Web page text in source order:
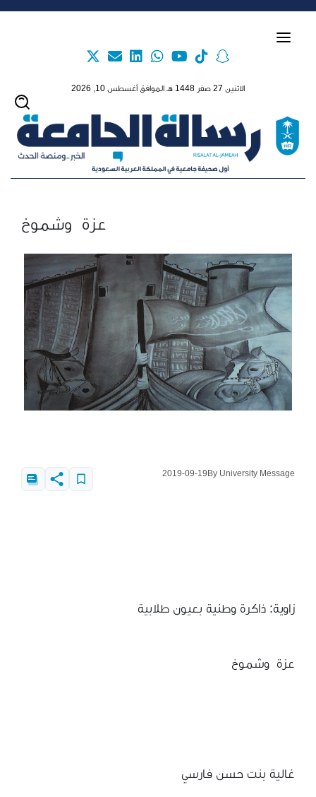
الاثنين 27 صفر 1448 هـ الموافق أغسطس 10, 2026
عزة وشموخ
2019-09-19By University Message
زاوية: ذاكرة وطنية بعيون طلابية
عزة وشموخ
غالية بنت حسن فارسي